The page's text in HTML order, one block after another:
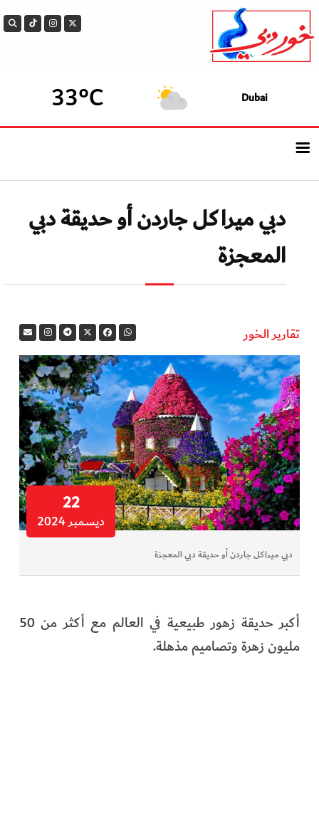
Dubai
33°C
الرئيسيــة
أحدث الأخبار
سوالف الدار
في المرمى
وثائقيات الخور
فن وثقافة
كوكب دبي
تقارير الخور
فيديو
أبناء الديرة
الفرجان
دبي ميراكل جاردن أو حديقة دبي
المعجزة
تقارير الخور
22
ديسمبر 2024
دبي ميراكل جاردن أو حديقة دبي المعجزة
أكبر حديقة زهور طبيعية في العالم مع أكثر من 50
مليون زهرة وتصاميم مذهلة.